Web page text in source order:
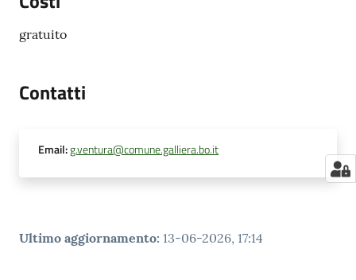
gratuito
Contatti
Email:g.ventura@comune.galliera.bo.it
Ultimo aggiornamento: 13-06-2026, 17:14